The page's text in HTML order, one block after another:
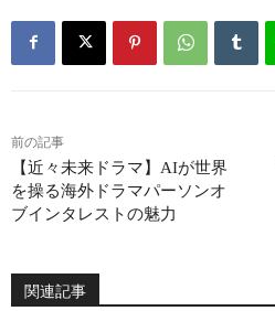
前の記事
【近々未来ドラマ】AIが世界
を操る海外ドラマパーソンオ
ブインタレストの魅力
関連記事